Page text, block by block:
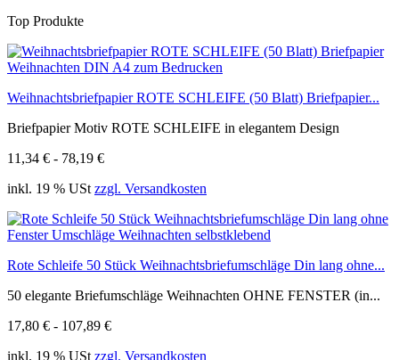
Top Produkte
Weihnachtsbriefpapier ROTE SCHLEIFE (50 Blatt) Briefpapier...
Briefpapier Motiv ROTE SCHLEIFE in elegantem Design
11,34 € - 78,19 €
inkl. 19 % USt zzgl. Versandkosten
Rote Schleife 50 Stück Weihnachtsbriefumschläge Din lang ohne...
50 elegante Briefumschläge Weihnachten OHNE FENSTER (in...
17,80 € - 107,89 €
inkl. 19 % USt zzgl. Versandkosten